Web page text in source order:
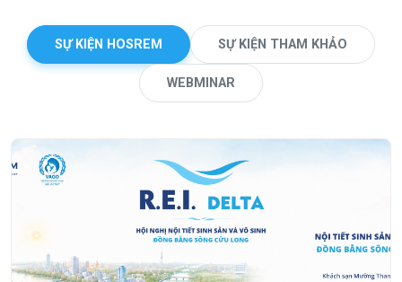
SỰ KIỆN HOSREM SỰ KIỆN THAM KHẢO
WEBMINAR